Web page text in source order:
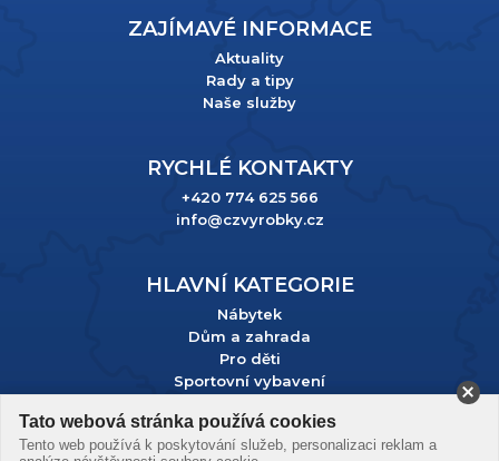
ZAJÍMAVÉ INFORMACE
Aktuality
Rady a tipy
Naše služby
RYCHLÉ KONTAKTY
+420 774 625 566
info@czvyrobky.cz
HLAVNÍ KATEGORIE
Nábytek
Dům a zahrada
Pro děti
Sportovní vybavení
Podle zákona o evidenci tržeb je prodávající povinen vystavit
Tato webová stránka používá cookies
Tento web používá k poskytování služeb, personalizaci reklam a